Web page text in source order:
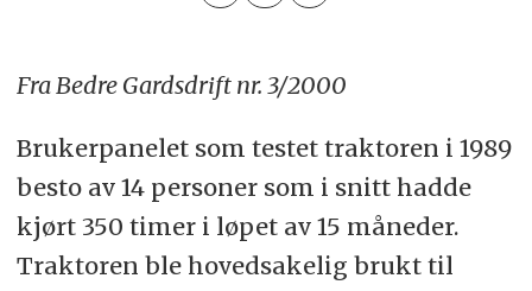
Fra Bedre Gardsdrift nr. 3/2000
Brukerpanelet som testet traktoren i 1989
besto av 14 personer som i snitt hadde
kjørt 350 timer i løpet av 15 måneder.
Traktoren ble hovedsakelig brukt til